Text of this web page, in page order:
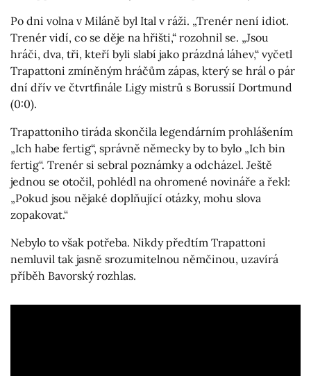
Po dni volna v Miláně byl Ital v ráži. „Trenér není idiot.
Trenér vidí, co se děje na hřišti,“ rozohnil se. „Jsou
hráči, dva, tři, kteří byli slabí jako prázdná láhev,“ vyčetl
Trapattoni zmíněným hráčům zápas, který se hrál o pár
dní dřív ve čtvrtfinále Ligy mistrů s Borussií Dortmund
(0:0).
Trapattoniho tiráda skončila legendárním prohlášením
„Ich habe fertig“, správně německy by to bylo „Ich bin
fertig“. Trenér si sebral poznámky a odcházel. Ještě
jednou se otočil, pohlédl na ohromené novináře a řekl:
„Pokud jsou nějaké doplňující otázky, mohu slova
zopakovat.“
Nebylo to však potřeba. Nikdy předtím Trapattoni
nemluvil tak jasně srozumitelnou němčinou, uzavírá
příběh Bavorský rozhlas.